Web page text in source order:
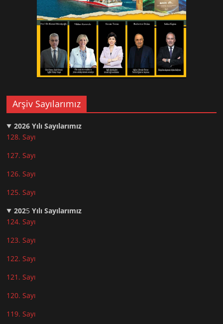
Arşiv Sayılarımız
2026 Yılı Sayılarımız
128. Sayı
127. Sayı
126. Sayı
125. Sayı
2025Yılı Sayılarımız
124. Sayı
123. Sayı
122. Sayı
121. Sayı
120. Sayı
119. Sayı